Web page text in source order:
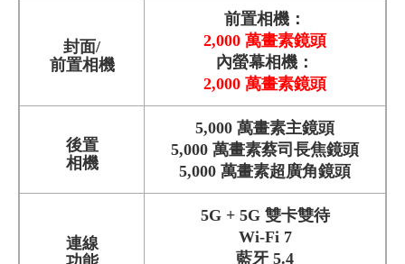
封面/
前置相機
前置相機：
2,000 萬畫素鏡頭
內螢幕相機：
2,000 萬畫素鏡頭
後置
相機
5,000 萬畫素主鏡頭
5,000 萬畫素蔡司長焦鏡頭
5,000 萬畫素超廣角鏡頭
連線
5G + 5G 雙卡雙待
Wi-Fi 7
藍牙 5.4